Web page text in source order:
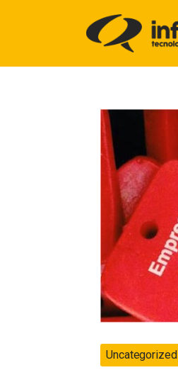
Uncategorized